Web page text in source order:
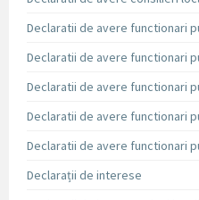
Declaratii de avere functionari
Declaratii de avere functionari
Declaratii de avere functionari
Declaratii de avere functionari
Declaratii de avere functionari
Declarații de interese